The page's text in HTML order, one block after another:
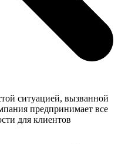
ситуацией, вызванной
предпринимает все
для клиентов